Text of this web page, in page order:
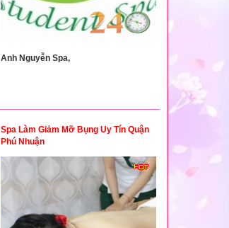
Anh Nguyễn Spa,
Spa Làm Giảm Mỡ Bụng Uy Tín Quận
Phú Nhuận